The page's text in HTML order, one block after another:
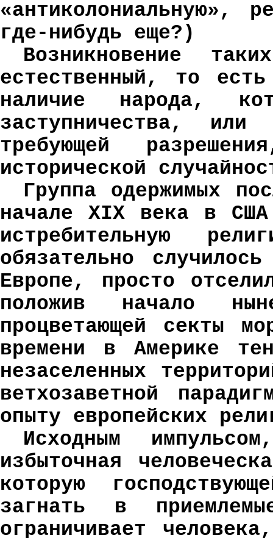
«антиколониальную»,
где-нибудь еще?)
Возникновение
естественный, то
наличие народа,
заступничества, или
требующей
исторической
Группа одержимых
начале ХIХ века в США
истребительную
обязательно
Европе, просто
положив начало
процветающей секты
времени в Америке
незаселенных
ветхозаветной
опыту европейских
Исходным
избыточная
которую
загнать в
ограничивает